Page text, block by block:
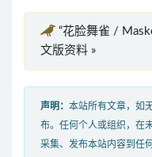
“花脸舞雀 /
文版资料 »
声明： 本站所有文章，如
布。任何个人或组织，在
采集、发布本站内容到任